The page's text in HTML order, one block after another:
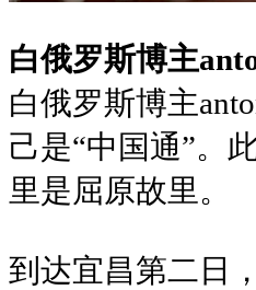
白俄罗斯博主
白俄罗斯博主
己是“中国通”。
里是屈原故里。
到达宜昌第二日